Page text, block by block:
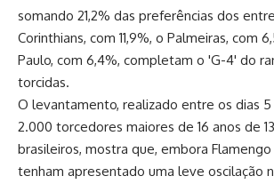
somando 21,2% das preferências dos
Corinthians, com 11,9%, o Palmeiras, com
Paulo, com 6,4%, completam o 'G-4' do
torcidas.
O levantamento, realizado entre os dias
2.000 torcedores maiores de 16 anos de
brasileiros, mostra que, embora
tenham apresentado uma leve oscilação